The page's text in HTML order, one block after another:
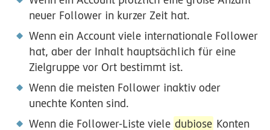
neuer Follower in kurzer Zeit hat.
Wenn ein Account viele internationale Follower
hat, aber der Inhalt hauptsächlich für eine
Zielgruppe vor Ort bestimmt ist.
Wenn die meisten Follower inaktiv oder
unechte Konten sind.
Wenn die Follower-Liste viele dubiose Konten